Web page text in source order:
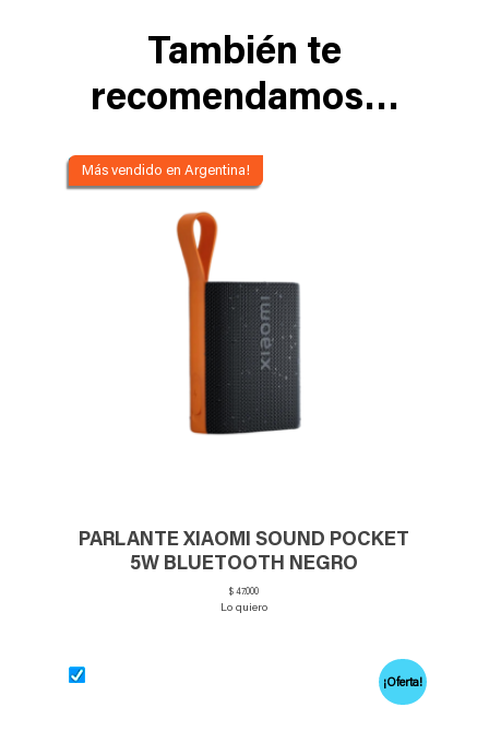
También te
recomendamos…
PARLANTE XIAOMI SOUND POCKET
5W BLUETOOTH NEGRO
$ 47.000
Lo quiero
¡Oferta!